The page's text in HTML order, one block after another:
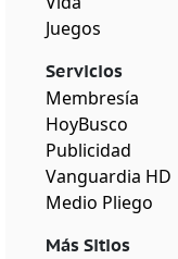
Juegos
Servicios
Membresía
HoyBusco
Publicidad
Vanguardia HD
Medio Pliego
Más Sitios